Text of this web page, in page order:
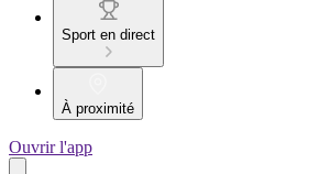
Sport en direct
À proximité
Ouvrir l'app